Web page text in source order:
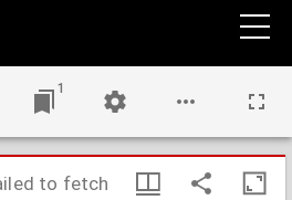
van den rechten gheloove, inden wech
...
1
to fetch